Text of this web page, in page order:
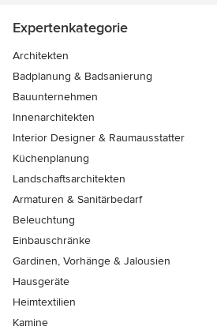
Expertenkategorie
Architekten
Badplanung & Badsanierung
Bauunternehmen
Innenarchitekten
Interior Designer & Raumausstatter
Küchenplanung
Landschaftsarchitekten
Armaturen & Sanitärbedarf
Beleuchtung
Einbauschränke
Gardinen, Vorhänge & Jalousien
Hausgeräte
Heimtextilien
Kamine